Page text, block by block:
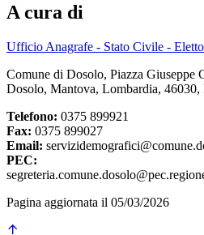
A cura di
Ufficio Anagrafe - Stato Civile -
Comune di Dosolo, Piazza Giuseppe
Dosolo, Mantova, Lombardia, 46030,
Telefono: 0375 899921
Fax: 0375 899027
Email:
PEC:
Pagina aggiornata il 05/03/2026